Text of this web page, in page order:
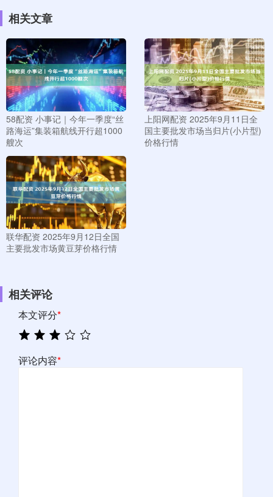
相关文章
58配资 小事记｜今年一季度“丝
路海运”集装箱航线开行超1000
艘次
上阳网配资 2025年9月11日全
国主要批发市场当归片(小片型)
价格行情
联华配资 2025年9月12日全国
主要批发市场黄豆芽价格行情
相关评论
本文评分*
评论内容*